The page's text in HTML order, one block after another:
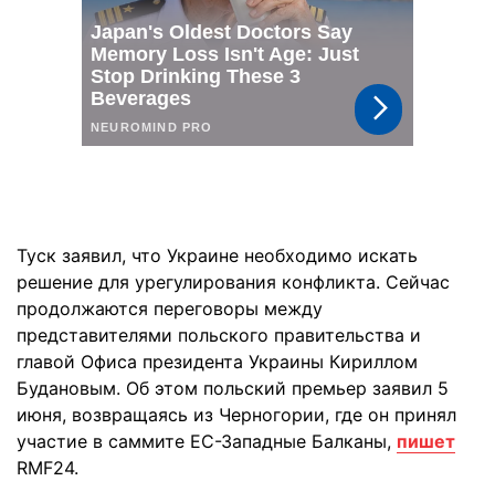
Туск заявил, что Украине необходимо искать
решение для урегулирования конфликта. Сейчас
продолжаются переговоры между
представителями польского правительства и
главой Офиса президента Украины Кириллом
Будановым. Об этом польский премьер заявил 5
июня, возвращаясь из Черногории, где он принял
участие в саммите ЕС-Западные Балканы, пишет
RMF24.